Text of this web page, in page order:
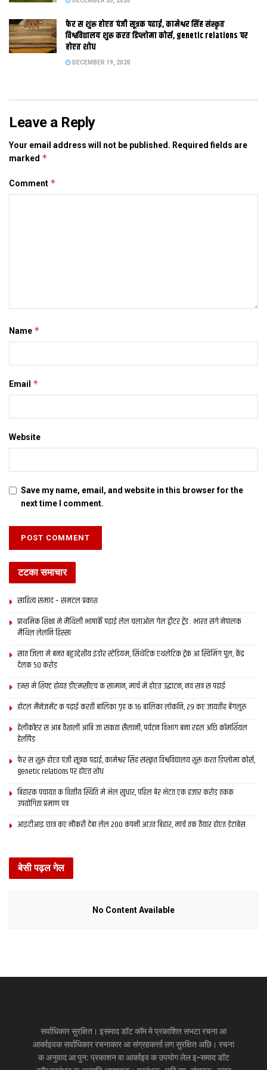
फेर स शुरू होएत पंजी सूत्रक पढाई, कामेश्वर सिंह संस्कृत
विश्वविद्यालय शुरू करत डिप्लोमा कोर्स, genetic relations पर
होएत शोध
DECEMBER 19, 2020
Leave a Reply
Your email address will not be published. Required fields are
marked *
Comment *
Name *
Email *
Website
Save my name, email, and website in this browser for the
next time I comment.
टटका समाचार
साहित्य समाद – समटल प्रकाश
प्राथमिक शि‍क्षा मे मैथि‍ली भाषाकेँ पढ़ाई लेल चलाओल गेल ट्वीटर ट्रेंड : भारत संगे नेपालक
मैथिल लेलनि हिस्सा
सात जिला मे बनत बहुउद्देशीय इंडोर स्‍टेडि‍यम, सिंथेटिक एथलेटिक ट्रेक आ स्विमिंग पुल, केंद्र
देलक 50 करोड़
एम्स मे शिफ्ट होयत डीएमसीएच क सामान, मार्च मे होएत उद्घाटन, नव सत्र स पढाई
होटल मैनेजमेंट क पढ़ाई करती बालिका गृह क 16 बालिका लोकनि, 29 कए जायतीह बेंगलुरु
हेलीकॉप्टर स आब वैशाली आबि जा सकता सैलानी, पर्यटन विभाग बना रहल अछि कॉमर्शियल
हेलीपैड
फेर स शुरू होएत पंजी सूत्रक पढाई, कामेश्वर सिंह संस्कृत विश्वविद्यालय शुरू करत डिप्लोमा कोर्स,
genetic relations पर होएत शोध
बिहारक पंचायत क वित्‍तीय स्थिति मे भेल सुधार, पहिल बेर भेटत एक हजार करोड़ तकक
उपयोगिता प्रमाण पत्र
आइटीआइ छात्र कए नौकरी देबा लेल 200 कंपनी आउत बिहार, मार्च तक तैयार होएत डेटाबेस
बेसी पढ़ल गेल
No Content Available
सर्वाधिकार सुरक्षित। इसमाद डॉट कॉम मे प्रकाशित सभटा रचना आ
आर्काइवक सर्वाधिकार रचनाकार आ संग्रहकर्त्ता लग सुरक्षित अछि। रचना
क अनुवाद आ पुन: प्रकाशन वा आर्काइव क उपयोग लेल इ-समाद डॉट